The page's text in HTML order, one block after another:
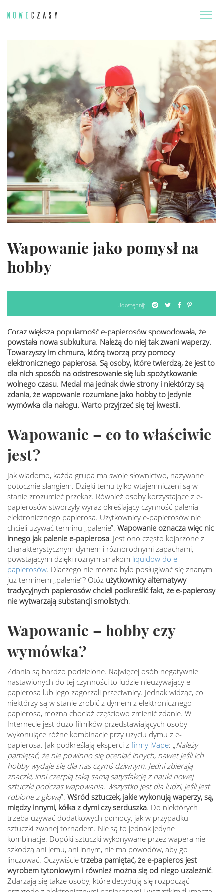
Wapowanie jako pomysł na
hobby
Udostępnij:
Coraz większa popularność e-papierosów spowodowała, że
powstała nowa subkultura. Należą do niej tak zwani waperzy.
Towarzyszy im chmura, którą tworzą przy pomocy
elektronicznego papierosa. Są osoby, które twierdzą, że jest to
dla nich sposób na odstresowanie się lub spożytkowanie
wolnego czasu. Medal ma jednak dwie strony i niektórzy są
zdania, że wapowanie rozumiane jako hobby to jedynie
wymówka dla nałogu. Warto przyjrzeć się tej kwestii.
Wapowanie – co to właściwie
jest?
Jak wiadomo, każda grupa ma swoje słownictwo, nazywane
potocznie slangiem. Dzięki temu tylko wtajemniczeni są w
stanie zrozumieć przekaz. Również osoby korzystające z e-
papierosów stworzyły wyraz określający czynność palenia
elektronicznego papierosa. Użytkownicy e-papierosów nie
chcieli używać terminu „palenie”. Wapowanie oznacza więc nic
innego jak palenie e-papierosa. Jest ono często kojarzone z
charakterystycznym dymem i różnorodnymi zapachami,
powstającymi dzięki różnym smakom liquidów do e-
papierosów. Dlaczego nie można było posługiwać się znanym
już terminem „palenie”? Otóż użytkownicy alternatywy
tradycyjnych papierosów chcieli podkreślić fakt, że e-papierosy
nie wytwarzają substancji smolistych.
Wapowanie – hobby czy
wymówka?
Zdania są bardzo podzielone. Najwięcej osób negatywnie
nastawionych do tej czynności to ludzie nieużywający e-
papierosa lub jego zagorzali przeciwnicy. Jednak widząc, co
niektórzy są w stanie zrobić z dymem z elektronicznego
papierosa, można chociaż częściowo zmienić zdanie. W
Internecie jest dużo filmików przedstawiających osoby
wykonujące różne kombinacje przy użyciu dymu z e-
papierosa. Jak podkreślają eksperci z firmy iVape: „Należy
pamiętać, że nie powinno się oceniać innych, nawet jeśli ich
hobby wydaje się dla nas czymś dziwnym. Jedni zbierają
znaczki, inni czerpią taką samą satysfakcję z nauki nowej
sztuczki podczas wapowania. Wszystko jest dla ludzi, jeśli jest
robione z głową”. Wśród sztuczek, jakie wykonują waperzy, są,
między innymi, kółka z dymi czy serduszka. Do niektórych
trzeba używać dodatkowych pomocy, jak w przypadku
sztuczki zwanej tornadem. Nie są to jednak jedyne
kombinacje. Dopóki sztuczki wykonywane przez wapera nie
szkodzą ani jemu, ani innym, nie ma powodów, aby go
linczować. Oczywiście trzeba pamiętać, że e-papieros jest
wyrobem tytoniowym i również można się od niego uzależnić.
Zdarzają się także osoby, które decydują się rozpocząć